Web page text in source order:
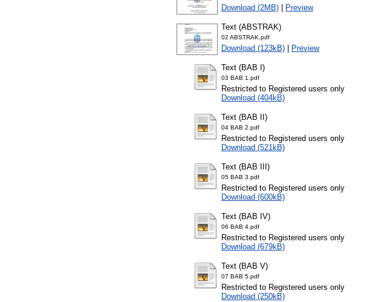
Download (2MB) Preview
Text (ABSTRAK)
02 ABSTRAK.pdf
Download (123kB) Preview
Text (BAB I)
03 BAB 1.pdf
Restricted to Registered users only
Download (404kB)
Text (BAB II)
04 BAB 2.pdf
Restricted to Registered users only
Download (521kB)
Text (BAB III)
05 BAB 3.pdf
Restricted to Registered users only
Download (600kB)
Text (BAB IV)
06 BAB 4.pdf
Restricted to Registered users only
Download (679kB)
Text (BAB V)
07 BAB 5.pdf
Restricted to Registered users only
Download (250kB)